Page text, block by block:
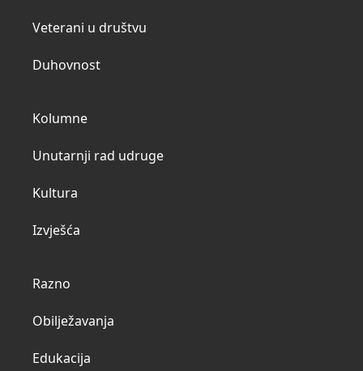
Veterani u društvu
Duhovnost
Kolumne
Unutarnji rad udruge
Kultura
Izvješća
Razno
Obilježavanja
Edukacija